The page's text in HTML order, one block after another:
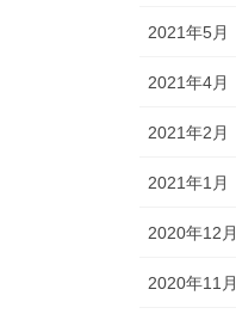
2021年5月
2021年4月
2021年2月
2021年1月
2020年12月
2020年11月